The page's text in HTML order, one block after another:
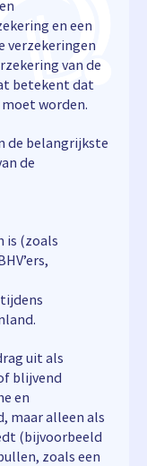
en een
verzekeringen
van de
betekent dat
worden.
de belangrijkste
de
is (zoals
uit als
blijvend
en
maar alleen als
(bijvoorbeeld
zoals een